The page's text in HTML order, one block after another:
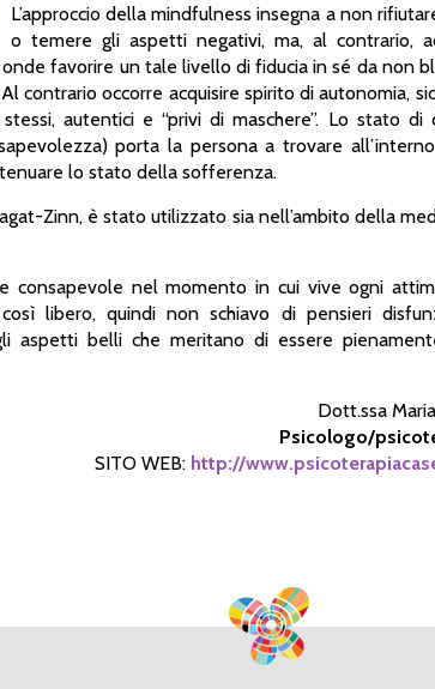
L’approccio della mindfulness insegna a non
o temere gli aspetti negativi, ma, al contrario,
favorire un tale livello di fiducia in sé da non
contrario occorre acquisire spirito di autonomia,
autentici e “privi di maschere”. Lo stato di
porta la persona a trovare
lo stato della sofferenza.
Zinn, è stato utilizzato sia nell’ambito della
consapevole nel momento in cui vive ogni
libero, quindi non schiavo di pensieri
aspetti belli che meritano di essere
Dott.ssa
Psicologo/
SITO WEB: http://